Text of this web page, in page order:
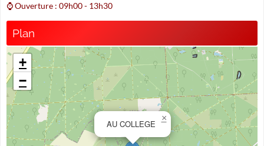
⌚ Ouverture : 09h00 - 13h30
Plan
AU COLLEGE
×
+
−